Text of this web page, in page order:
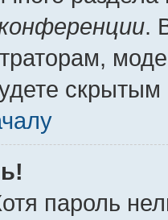
.
скрытым
пароль